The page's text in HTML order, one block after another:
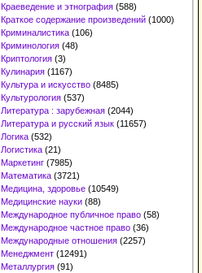
Краеведение и этнография (588)
Краткое содержание произведений (1000)
Криминалистика (106)
Криминология (48)
Криптология (3)
Кулинария (1167)
Культура и искусство (8485)
Культурология (537)
Литература : зарубежная (2044)
Литература и русский язык (11657)
Логика (532)
Логистика (21)
Маркетинг (7985)
Математика (3721)
Медицина, здоровье (10549)
Медицинские науки (88)
Международное публичное право (58)
Международное частное право (36)
Международные отношения (2257)
Менеджмент (12491)
Металлургия (91)